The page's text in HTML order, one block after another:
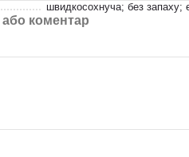
швидкосохнуча; без запаху;
або коментар